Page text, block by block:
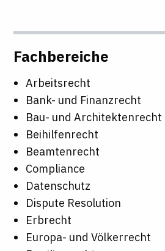
Fachbereiche
Arbeitsrecht
Bank- und Finanzrecht
Bau- und Architektenrecht
Beihilfenrecht
Beamtenrecht
Compliance
Datenschutz
Dispute Resolution
Erbrecht
Europa- und Völkerrecht